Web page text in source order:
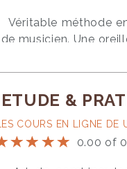
Véritable méthode
de musicien. Une
intervalles (de la
le travail des
pour conclure, les
enregistrements
réponses et vérifier
ETUDE &
LES COURS EN LIGNE DE
0.00 of